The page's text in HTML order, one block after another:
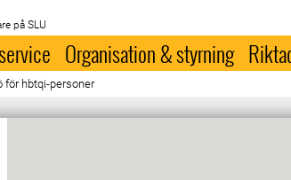
på SLU
Organisation & styrning
för hbtqi-personer